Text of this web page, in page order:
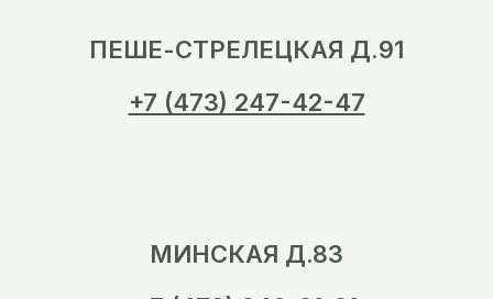
ПЕШЕ-СТРЕЛЕЦКАЯ Д.91
+7 (473) 247-42-47
МИНСКАЯ Д.83